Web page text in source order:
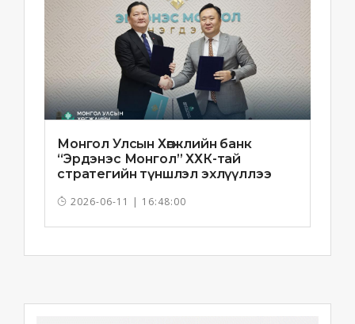
Монгол Улсын Хөгжлийн банк
“Эрдэнэс Монгол” ХХК-тай
стратегийн түншлэл эхлүүллээ
2026-06-11 | 16:48:00